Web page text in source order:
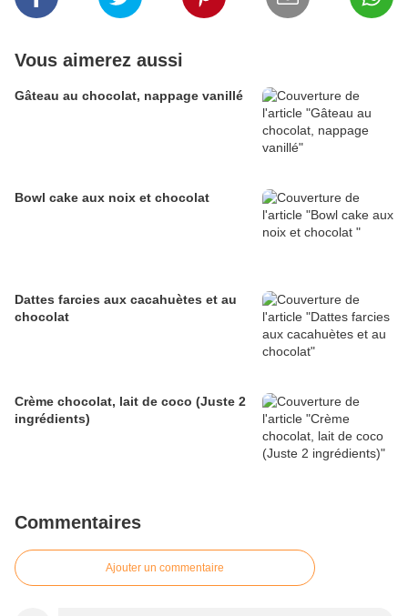
Vous aimerez aussi
Gâteau au chocolat, nappage vanillé
Bowl cake aux noix et chocolat
Dattes farcies aux cacahuètes et au
chocolat
Crème chocolat, lait de coco (Juste 2
ingrédients)
Commentaires
Ajouter un commentaire